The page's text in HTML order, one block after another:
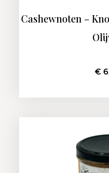
Cashewnoten –
€